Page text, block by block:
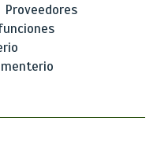
Proveedores